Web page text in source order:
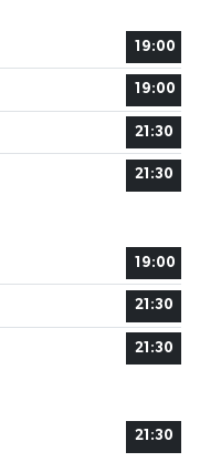
19:00
19:00
21:30
21:30
19:00
21:30
21:30
21:30